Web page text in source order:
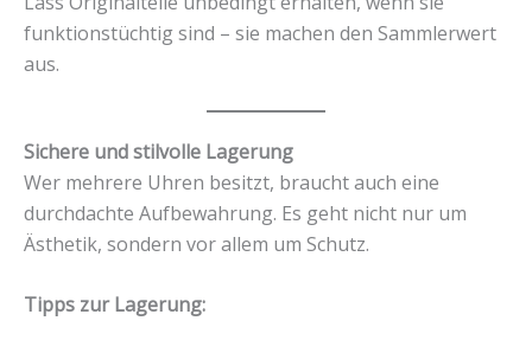
funktionstüchtig sind – sie machen den Sammlerwert
aus.
Sichere und stilvolle Lagerung
Wer mehrere Uhren besitzt, braucht auch eine
durchdachte Aufbewahrung. Es geht nicht nur um
Ästhetik, sondern vor allem um Schutz.
Tipps zur Lagerung: